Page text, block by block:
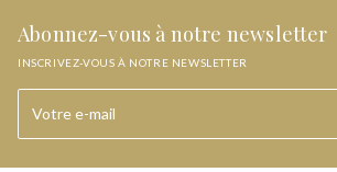
Abonnez-vous à notre newsletter
INSCRIVEZ-VOUS À NOTRE NEWSLETTER